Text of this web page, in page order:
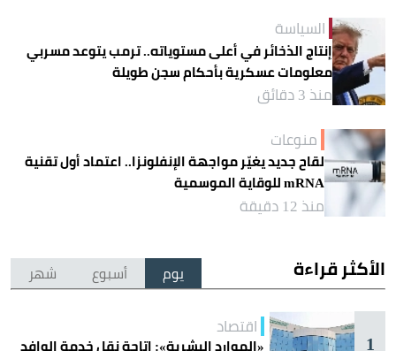
السياسة
إنتاج الذخائر في أعلى مستوياته.. ترمب يتوعد مسربي
معلومات عسكرية بأحكام سجن طويلة
منذ 3 دقائق
منوعات
لقاح جديد يغيّر مواجهة الإنفلونزا.. اعتماد أول تقنية
mRNA للوقاية الموسمية
منذ 12 دقيقة
الأكثر قراءة يوم أسبوع شهر
1
اقتصاد
«الموارد البشرية»: إتاحة نقل خدمة الوافد